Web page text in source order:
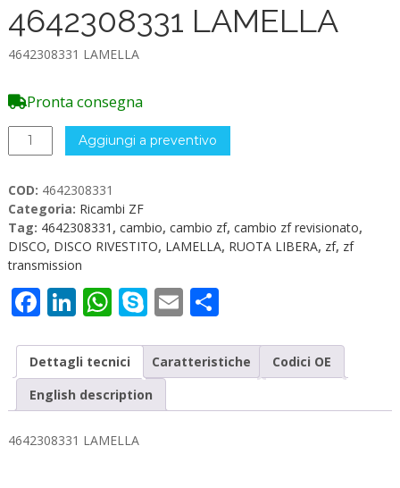
4642308331 LAMELLA
4642308331 LAMELLA
Pronta consegna
4642308331
LAMELLA
Aggiungi a preventivo
COD: 4642308331
Categoria: Ricambi ZF
Tag: 4642308331 , cambio, cambio zf, cambio zf revisionato,
DISCO, DISCO RIVESTITO, LAMELLA, RUOTA LIBERA, zf, zf
transmission
Facebook
LinkedIn
WhatsApp
Skype
EmailCondividi
Dettagli tecnici Caratteristiche
Codici OE
English description
4642308331 LAMELLA